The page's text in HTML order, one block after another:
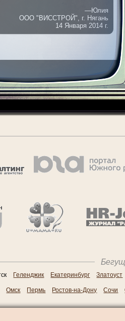
—Юлия
ООО "ВИССТРОЙ", г. Нягань
14 Января 2014 г.
Геленджик Екатеринбург Златоуст
Омск Пермь Ростов-на-Дону Сочи